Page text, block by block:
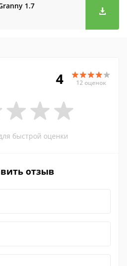
1.7
4 12 оценок
быстрой оценки
отзыв